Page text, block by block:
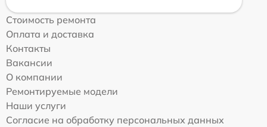
Стоимость ремонта
Оплата и доставка
Контакты
Вакансии
О компании
Ремонтируемые модели
Наши услуги
Согласие на обработку персональных данных